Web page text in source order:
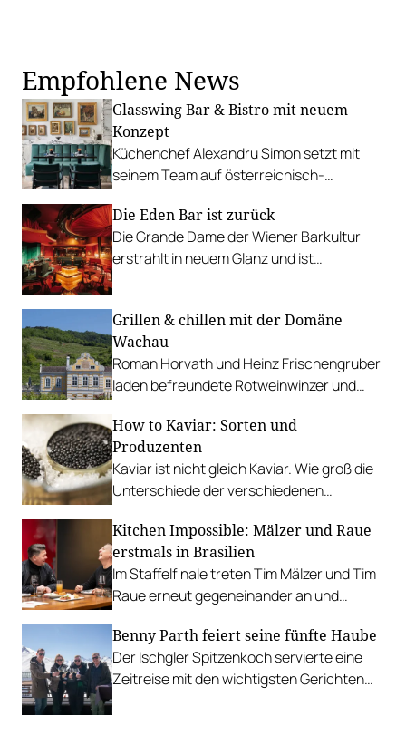
Empfohlene News
Glasswing Bar & Bistro mit neuem
Konzept
Küchenchef Alexandru Simon setzt mit
seinem Team auf österreichisch-
Unterhaltungswert.
Die Eden Bar ist zurück
Die Grande Dame der Wiener Barkultur
erstrahlt in neuem Glanz und ist
Grillen & chillen mit der Domäne
Wachau
Roman Horvath und Heinz Frischengruber
laden befreundete Rotweinwinzer und
BBQ. Den Auftakt macht Albert
Gesellmann.
How to Kaviar: Sorten und
Produzenten
Kaviar ist nicht gleich Kaviar. Wie groß die
Unterschiede der verschiedenen
exklusiven Tasting bei Meinl am Graben
erleben.
Kitchen Impossible: Mälzer und Raue
erstmals in Brasilien
Im Staffelfinale treten Tim Mälzer und Tim
Raue erneut gegeneinander an und
neues Terrain.
Benny Parth feiert seine fünfte Haube
Der Ischgler Spitzenkoch servierte eine
Zeitreise mit den wichtigsten Gerichten